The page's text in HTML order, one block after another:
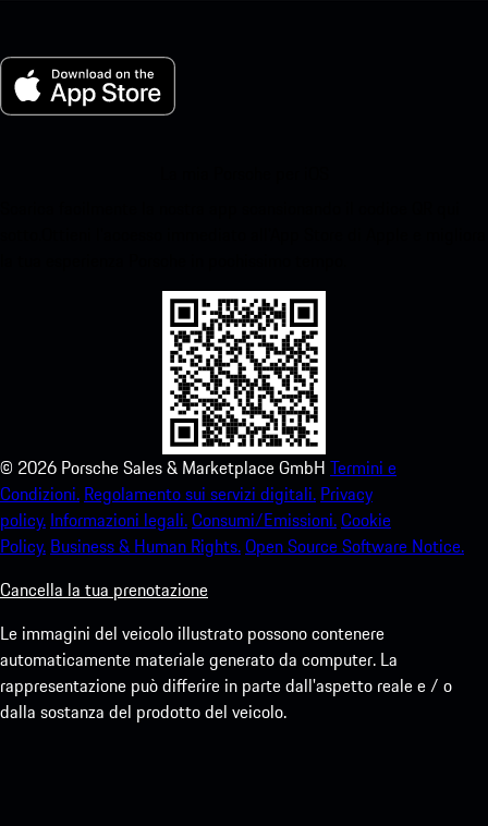
© 2026 Porsche Sales & Marketplace GmbH Termini e
Condizioni. Regolamento sui servizi digitali. Privacy
policy. Informazioni legali.Consumi/Emissioni.Cookie
Policy. Business & Human Rights.Open Source Software Notice.
Cancella la tua prenotazione
Le immagini del veicolo illustrato possono contenere
automaticamente materiale generato da computer. La
rappresentazione può differire in parte dall'aspetto reale e / o
dalla sostanza del prodotto del veicolo.